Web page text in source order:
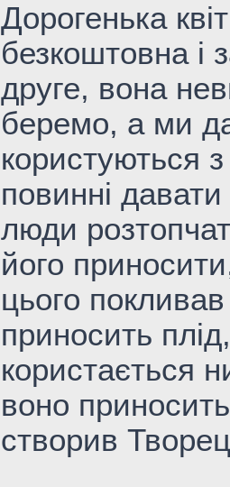
Дорогенька
безкоштовна і
друге, вона
беремо, а ми
користуються
повинні
люди
його
цього
приносить
користається
воно
створив